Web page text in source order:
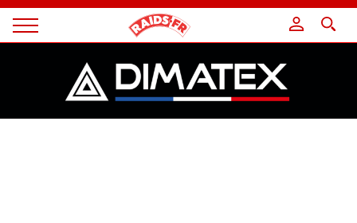
Magazine
Panneau de gestion des cookies